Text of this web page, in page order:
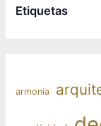
Etiquetas
armonía